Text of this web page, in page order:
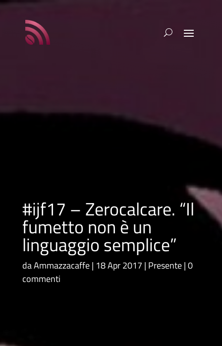
#ijf17 – Zerocalcare. “Il
fumetto non è un
linguaggio semplice”
daAmmazzacaffe 18 Apr 2017 Presente 0
commenti